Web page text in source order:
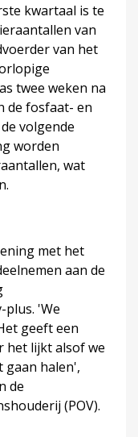
kwartaal is te
van
van het
twee weken na
de fosfaat- en
volgende
worden
wat
met het
aan de
plus. 'We
geeft een
het lijkt alsof we
gaan halen',
de
(POV).